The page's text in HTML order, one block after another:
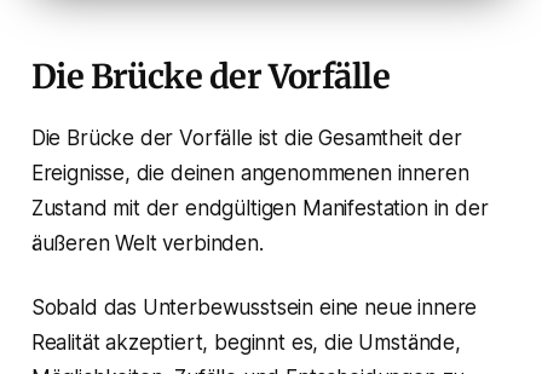
Die Brücke der Vorfälle
Die Brücke der Vorfälle ist die Gesamtheit der
Ereignisse, die deinen angenommenen inneren
Zustand mit der endgültigen Manifestation in der
äußeren Welt verbinden.
Sobald das Unterbewusstsein eine neue innere
Realität akzeptiert, beginnt es, die Umstände,